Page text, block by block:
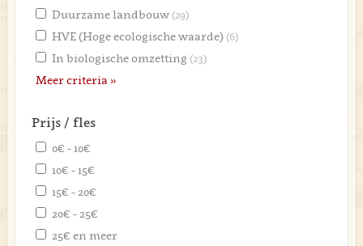
Duurzame landbouw(29)
HVE (Hoge ecologische waarde) (6)
In biologische omzetting (23)
Meer criteria »
Prijs / fles
0€ - 10€
10€ - 15€
15€ - 20€
20€ - 25€
25€ en meer